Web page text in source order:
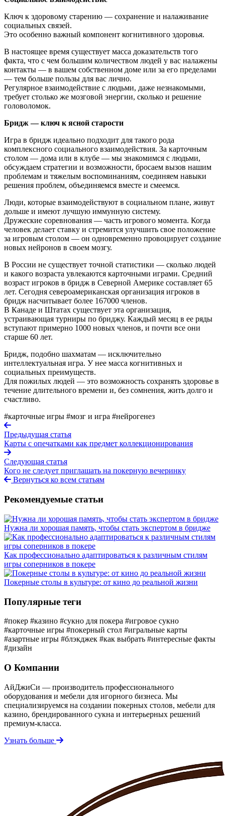
Ключ к здоровому старению — сохранение и налаживание
социальных связей.
Это особенно важный компонент когнитивного здоровья.
В настоящее время существует масса доказательств того
факта, что с чем большим количеством людей у вас налажены
контакты — в вашем собственном доме или за его пределами
— тем больше пользы для вас лично.
Регулярное взаимодействие с людьми, даже незнакомыми,
требует столько же мозговой энергии, сколько и решение
головоломок.
Бридж — ключ к ясной старости
Игра в бридж идеально подходит для такого рода
комплексного социального взаимодействия. За карточным
столом — дома или в клубе — мы знакомимся с людьми,
обсуждаем стратегии и возможности, бросаем вызов нашим
проблемам и тяжелым воспоминаниям, соединяем навыки
решения проблем, объединяемся вместе и смеемся.
Люди, которые взаимодействуют в социальном плане, живут
дольше и имеют лучшую иммунную систему.
Дружеские соревнования — часть игрового момента. Когда
человек делает ставку и стремится улучшить свое положение
за игровым столом — он одновременно провоцирует создание
новых нейронов в своем мозгу.
В России не существует точной статистики — сколько людей
и какого возраста увлекаются карточными играми. Средний
возраст игроков в бридж в Северной Америке составляет 65
лет. Сегодня североамериканская организация игроков в
бридж насчитывает более 167000 членов.
В Канаде и Штатах существует эта организация,
устраивающая турниры по бриджу. Каждый месяц в ее ряды
вступают примерно 1000 новых членов, и почти все они
старше 60 лет.
Бридж, подобно шахматам — исключительно
интеллектуальная игра. У нее масса когнитивных и
социальных преимуществ.
Для пожилых людей — это возможность сохранять здоровье в
течение длительного времени и, без сомнения, жить долго и
счастливо.
#карточные игры #мозг и игра #нейрогенез
Предыдущая статья
Карты с опечатками как предмет коллекционирования
Следующая статья
Кого не следует приглашать на покерную вечеринку
Вернуться ко всем статьям
Рекомендуемые статьи
Нужна ли хорошая память, чтобы стать экспертом в бридже
Как профессионально адаптироваться к различным стилям
игры соперников в покере
Покерные столы в культуре: от кино до реальной жизни
Популярные теги
#покер #казино #сукно для покера #игровое сукно
#карточные игры #покерный стол #игральные карты
#азартные игры #блэкджек #как выбрать #интересные факты
#дизайн
О Компании
АйДжиСи — производитель профессионального
оборудования и мебели для игорного бизнеса. Мы
специализируемся на создании покерных столов, мебели для
казино, брендированного сукна и интерьерных решений
премиум-класса.
Узнать больше